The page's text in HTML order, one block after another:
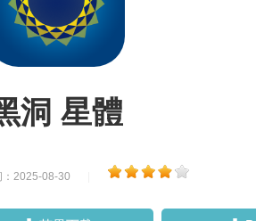
洞 星體
：2025-08-30